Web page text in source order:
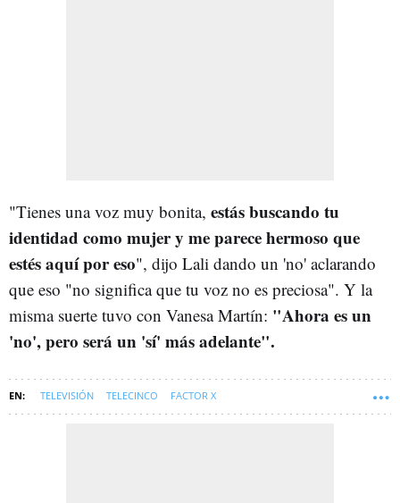
"Tienes una voz muy bonita, estás buscando tu
identidad como mujer y me parece hermoso que
estés aquí por eso", dijo Lali dando un 'no' aclarando
que eso "no significa que tu voz no es preciosa". Y la
misma suerte tuvo con Vanesa Martín: "Ahora es un
'no', pero será un 'sí' más adelante".
TELEVISIÓN TELECINCO FACTOR X